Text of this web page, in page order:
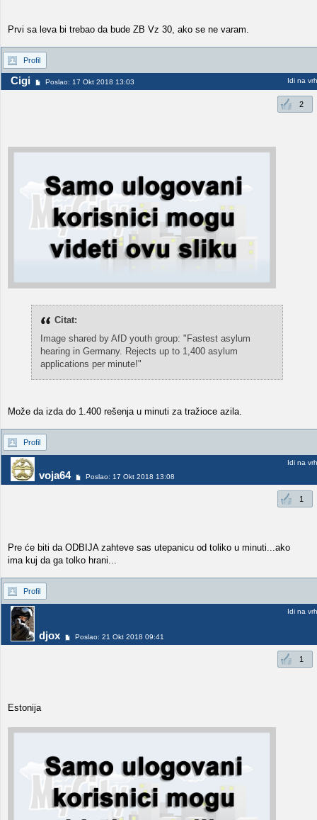
Prvi sa leva bi trebao da bude ZB Vz 30, ako se ne varam.
Profil
Cigi Poslao: 17 Okt 2018 13:03 Idi na vrh
2
Citat:
Image shared by AfD youth group: "Fastest asylum
hearing in Germany. Rejects up to 1,400 asylum
applications per minute!"
Može da izda do 1.400 rešenja u minuti za tražioce azila.
Profil
voja64 Poslao: 17 Okt 2018 13:08
Idi na vrh
1
Pre će biti da ODBIJA zahteve sas utepanicu od toliko u minuti...ako
ima kuj da ga tolko hrani...
Profil
djox Poslao: 21 Okt 2018 09:41
Idi na vrh
1
Estonija